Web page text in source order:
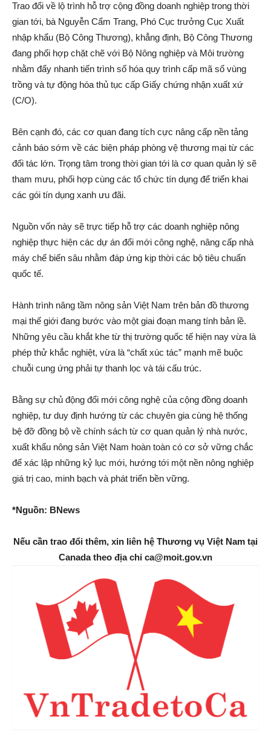
Trao đổi về lộ trình hỗ trợ cộng đồng doanh nghiệp trong thời
gian tới, bà Nguyễn Cẩm Trang, Phó Cục trưởng Cục Xuất
nhập khẩu (Bộ Công Thương), khẳng định, Bộ Công Thương
đang phối hợp chặt chẽ với Bộ Nông nghiệp và Môi trường
nhằm đẩy nhanh tiến trình số hóa quy trình cấp mã số vùng
trồng và tự động hóa thủ tục cấp Giấy chứng nhận xuất xứ
(C/O).
Bên cạnh đó, các cơ quan đang tích cực nâng cấp nền tảng
cảnh báo sớm về các biện pháp phòng vệ thương mại từ các
đối tác lớn. Trọng tâm trong thời gian tới là cơ quan quản lý sẽ
tham mưu, phối hợp cùng các tổ chức tín dụng để triển khai
các gói tín dụng xanh ưu đãi.
Nguồn vốn này sẽ trực tiếp hỗ trợ các doanh nghiệp nông
nghiệp thực hiện các dự án đổi mới công nghệ, nâng cấp nhà
máy chế biến sâu nhằm đáp ứng kịp thời các bộ tiêu chuẩn
quốc tế.
Hành trình nâng tầm nông sản Việt Nam trên bản đồ thương
mại thế giới đang bước vào một giai đoạn mang tính bản lề.
Những yêu cầu khắt khe từ thị trường quốc tế hiện nay vừa là
phép thử khắc nghiệt, vừa là “chất xúc tác” mạnh mẽ buộc
chuỗi cung ứng phải tự thanh lọc và tái cấu trúc.
Bằng sự chủ động đổi mới công nghệ của cộng đồng doanh
nghiệp, tư duy định hướng từ các chuyên gia cùng hệ thống
bệ đỡ đồng bộ về chính sách từ cơ quan quản lý nhà nước,
xuất khẩu nông sản Việt Nam hoàn toàn có cơ sở vững chắc
để xác lập những kỷ lục mới, hướng tới một nền nông nghiệp
giá trị cao, minh bạch và phát triển bền vững.
*Nguồn: BNews
Nếu cần trao đổi thêm, xin liên hệ Thương vụ Việt Nam tại
Canada theo địa chỉ ca@moit.gov.vn